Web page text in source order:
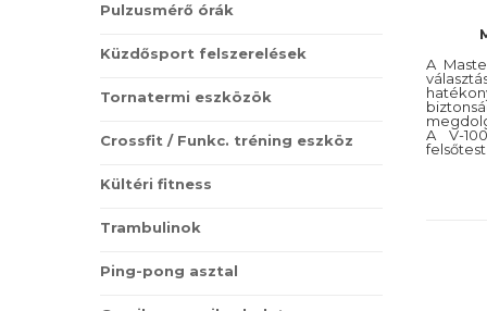
Pulzusmérő órák
Küzdősport felszerelések
Tornatermi eszközök
Crossfit / Funkc. tréning eszköz
Kültéri fitness
Trambulinok
Ping-pong asztal
Az
A
A V-